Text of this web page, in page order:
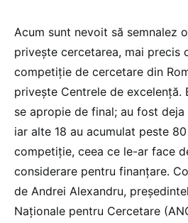
Acum sunt nevoit să semnalez
privește cercetarea, mai precis
competiție de cercetare din
privește Centrele de excelență.
se apropie de final; au fost
iar alte 18 au acumulat peste
competiție, ceea ce le-ar face
considerare pentru finanțare.
de Andrei Alexandru,
Naționale pentru Cercetare